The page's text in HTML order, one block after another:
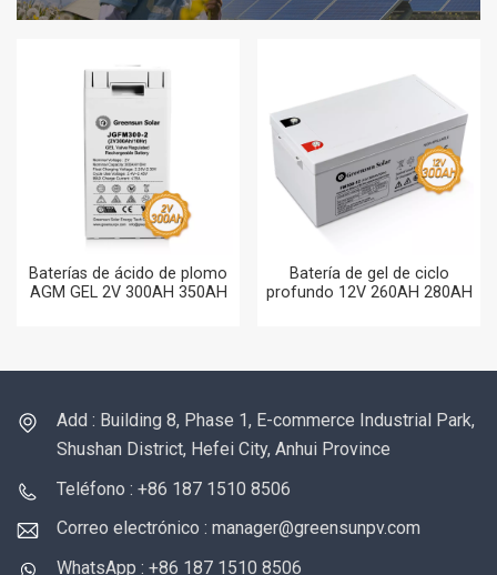
Baterías de ácido de plomo
AGM GEL 2V 300AH 350AH
Batería de gel de ciclo
profundo 12V 260AH 280AH
Add : Building 8, Phase 1, E-commerce Industrial Park,
Shushan District, Hefei City, Anhui Province
Teléfono : +86 187 1510 8506
Correo electrónico : manager@greensunpv.com
WhatsApp : +86 187 1510 8506